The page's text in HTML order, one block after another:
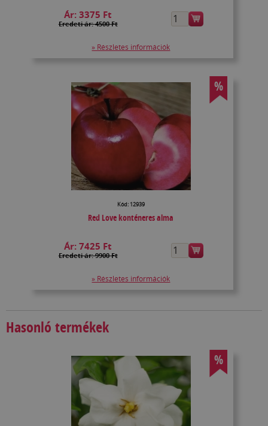
Ár:3375 Ft
Eredeti ár: 4500 Ft
» Részletes információk
%
Kód: 12939
Red Love konténeres alma
Ár:7425 Ft
Eredeti ár: 9900 Ft
» Részletes információk
Hasonló termékek
%